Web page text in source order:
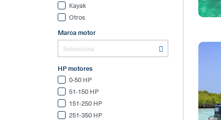
Kayak
Otros
Marca motor
HP motores
0-50 HP
51-150 HP
151-250 HP
251-350 HP